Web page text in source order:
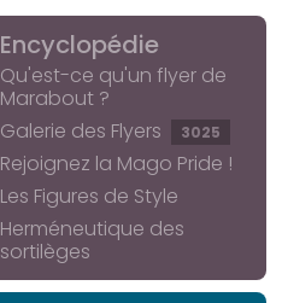
Encyclopédie
Qu'est-ce qu'un flyer de
Marabout ?
Galerie des Flyers
3025
Rejoignez la Mago Pride !
Les Figures de Style
Herméneutique des
sortilèges